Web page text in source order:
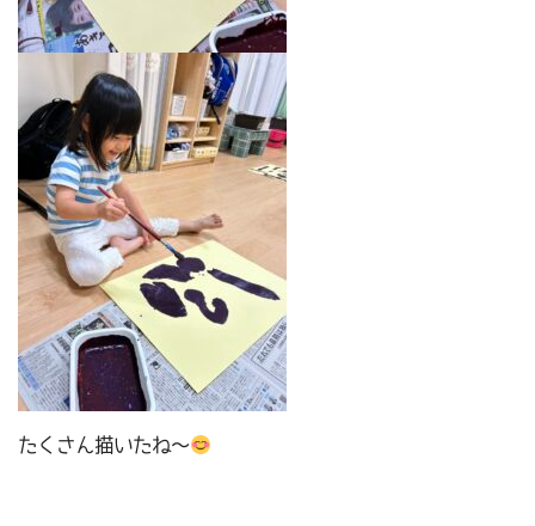
たくさん描いたね～